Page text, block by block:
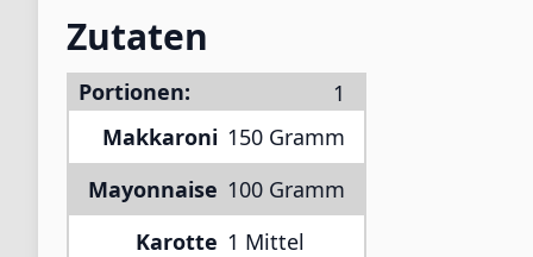
Zutaten
Portionen:
Makkaroni 150 Gramm
Mayonnaise 100 Gramm
Karotte 1 Mittel